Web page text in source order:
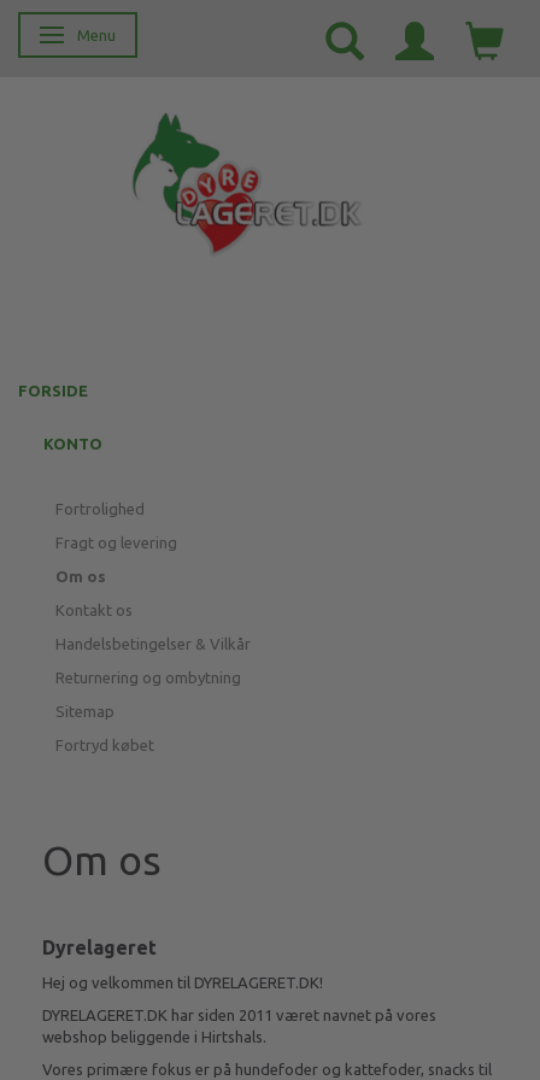
Skifte navigation
Menu
FORSIDE
KONTO
Fortrolighed
Fragt og levering
Om os
Kontakt os
Handelsbetingelser & Vilkår
Returnering og ombytning
Sitemap
Fortryd købet
Om os
Dyrelageret
Hej og velkommen til DYRELAGERET.DK!
DYRELAGERET.DK har siden 2011 været navnet på vores
webshop beliggende i Hirtshals.
Vores primære fokus er på hundefoder og kattefoder, snacks til